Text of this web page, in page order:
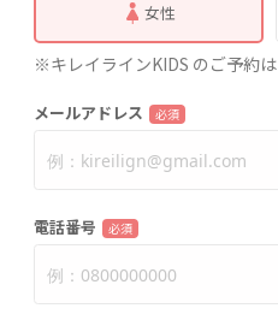
女性
※キレイラインKIDS のご予約は
メールアドレス 必須
電話番号 必須